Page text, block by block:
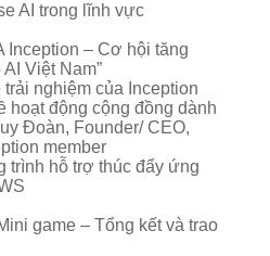
AI trong lĩnh vực
Inception – Cơ hội tăng
Việt Nam”
nghiệm của Inception
hoạt động cộng đồng dành
Đoàn, Founder/ CEO,
member
trình hỗ trợ thúc đẩy ứng
game – Tổng kết và trao